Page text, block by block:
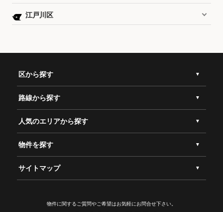
江戸川区
区から探す
路線から探す
人気のエリアから探す
物件を探す
サイトマップ
物件に関するご質問やご希望はお気軽にお問合せ下さい。